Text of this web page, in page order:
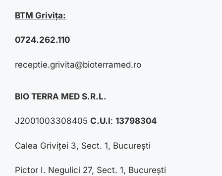
BTM Grivița:
0724.262.110
receptie.grivita@bioterramed.ro
BIO TERRA MED S.R.L.
J2001003308405 C.U.I: 13798304
Calea Griviței 3, Sect. 1, București
Pictor I. Negulici 27, Sect. 1, București